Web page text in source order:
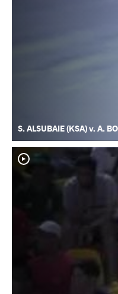
S. ALSUBAIE (KSA) v. A.